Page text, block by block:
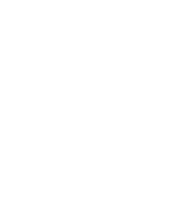
été réalisée sur le plan
qui a rappelé le cabinet
rendez-vous de préparation
à 15 jours d’intervalle.
de la patiente, qui désire
à la mandibule.